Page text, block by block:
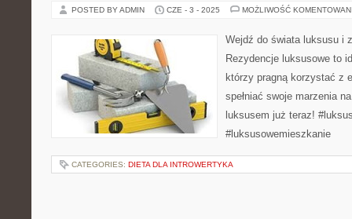
POSTED BY ADMIN CZE - 3 - 2025 MOŻLIWOŚĆ
Wejdź do świata luksusu i
Rezydencje luksusowe to
którzy pragną korzystać z
spełniać swoje marzenia
luksusem już teraz!
#luksusowemieszkanie
CATEGORIES: DIETA DLA INTROWERTYKA